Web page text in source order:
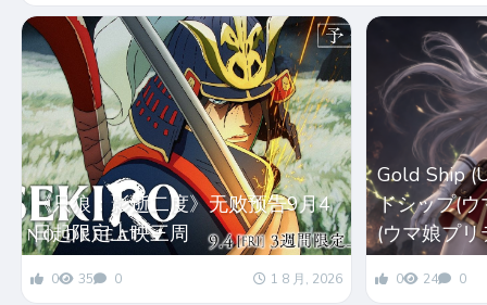
《只狼：影逝二度》无败预告9月4
日起限定上映三周
0 35 0 1 8 月, 2026
Gold Ship
ドシップ(
(ウマ娘プ
0 24 0